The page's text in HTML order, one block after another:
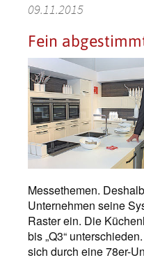
09.11.2015
Fein
Messethemen.
Unternehmen seine
Raster ein. Die
bis „Q3“
sich durch eine 78er-